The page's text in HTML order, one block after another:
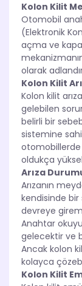
Kolon Kilit
Otomobil
(Elektronik
açma ve
olarak
Kolon Kilit
Kolon kilit
gelebilen
belirli bir
sistemine
otomobillerde
oldukça
Arıza
Arızanın
kendisinde
devreye
Anahtar
gelecektir ve
Ancak kolon
kolayca
Kolon Kilit